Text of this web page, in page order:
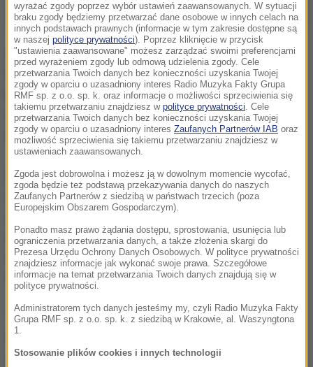
Czeskie wydawnictwo Paseka przekazało agencji
Reutera, że nic nie wie o protestach przeciwko
książce. „Szatańskie wersety” ukazały się w
sprzedaży w Czechach w kwietniu. 5-tysięczny
nakład został prawie wyczerpany.
Dyrektor wydawnictwa Filip Mikes powiedział, że
opublikowało ono już 11 książek Rushdiego i
zamierza publikować kolejne. Czeski minister spraw
zagranicznych Lubomir Zaoralek oświadczył, że
władze nie zamierzają ingerować w sprawy
wydawnictwa.
"Szatańskie wersety" ukazały się po raz pierwszy w
Wielkiej Brytanii w roku 1988. Książka wywołała
oburzenie muzułmanów, którzy określili ją jako
wyrażać zgody poprzez wybór ustawień zaawansowanych. W sytuacji
braku zgody będziemy przetwarzać dane osobowe w innych celach na
innych podstawach prawnych (informacje w tym zakresie dostępne są
w naszej polityce prywatności). Poprzez kliknięcie w przycisk
"ustawienia zaawansowane" możesz zarządzać swoimi preferencjami
przed wyrażeniem zgody lub odmową udzielenia zgody. Cele
przetwarzania Twoich danych bez konieczności uzyskania Twojej
zgody w oparciu o uzasadniony interes Radio Muzyka Fakty Grupa
RMF sp. z o.o. sp. k. oraz informacje o możliwości sprzeciwienia się
takiemu przetwarzaniu znajdziesz w polityce prywatności. Cele
przetwarzania Twoich danych bez konieczności uzyskania Twojej
zgody w oparciu o uzasadniony interes Zaufanych Partnerów IAB oraz
możliwość sprzeciwienia się takiemu przetwarzaniu znajdziesz w
ustawieniach zaawansowanych.
Zgoda jest dobrowolna i możesz ją w dowolnym momencie wycofać,
zgoda będzie też podstawą przekazywania danych do naszych
Zaufanych Partnerów z siedzibą w państwach trzecich (poza
Europejskim Obszarem Gospodarczym).
Ponadto masz prawo żądania dostępu, sprostowania, usunięcia lub
ograniczenia przetwarzania danych, a także złożenia skargi do
Prezesa Urzędu Ochrony Danych Osobowych. W polityce prywatności
znajdziesz informacje jak wykonać swoje prawa. Szczegółowe
informacje na temat przetwarzania Twoich danych znajdują się w
polityce prywatności.
Administratorem tych danych jesteśmy my, czyli Radio Muzyka Fakty
Grupa RMF sp. z o.o. sp. k. z siedzibą w Krakowie, al. Waszyngtona
1.
Stosowanie plików cookies i innych technologii